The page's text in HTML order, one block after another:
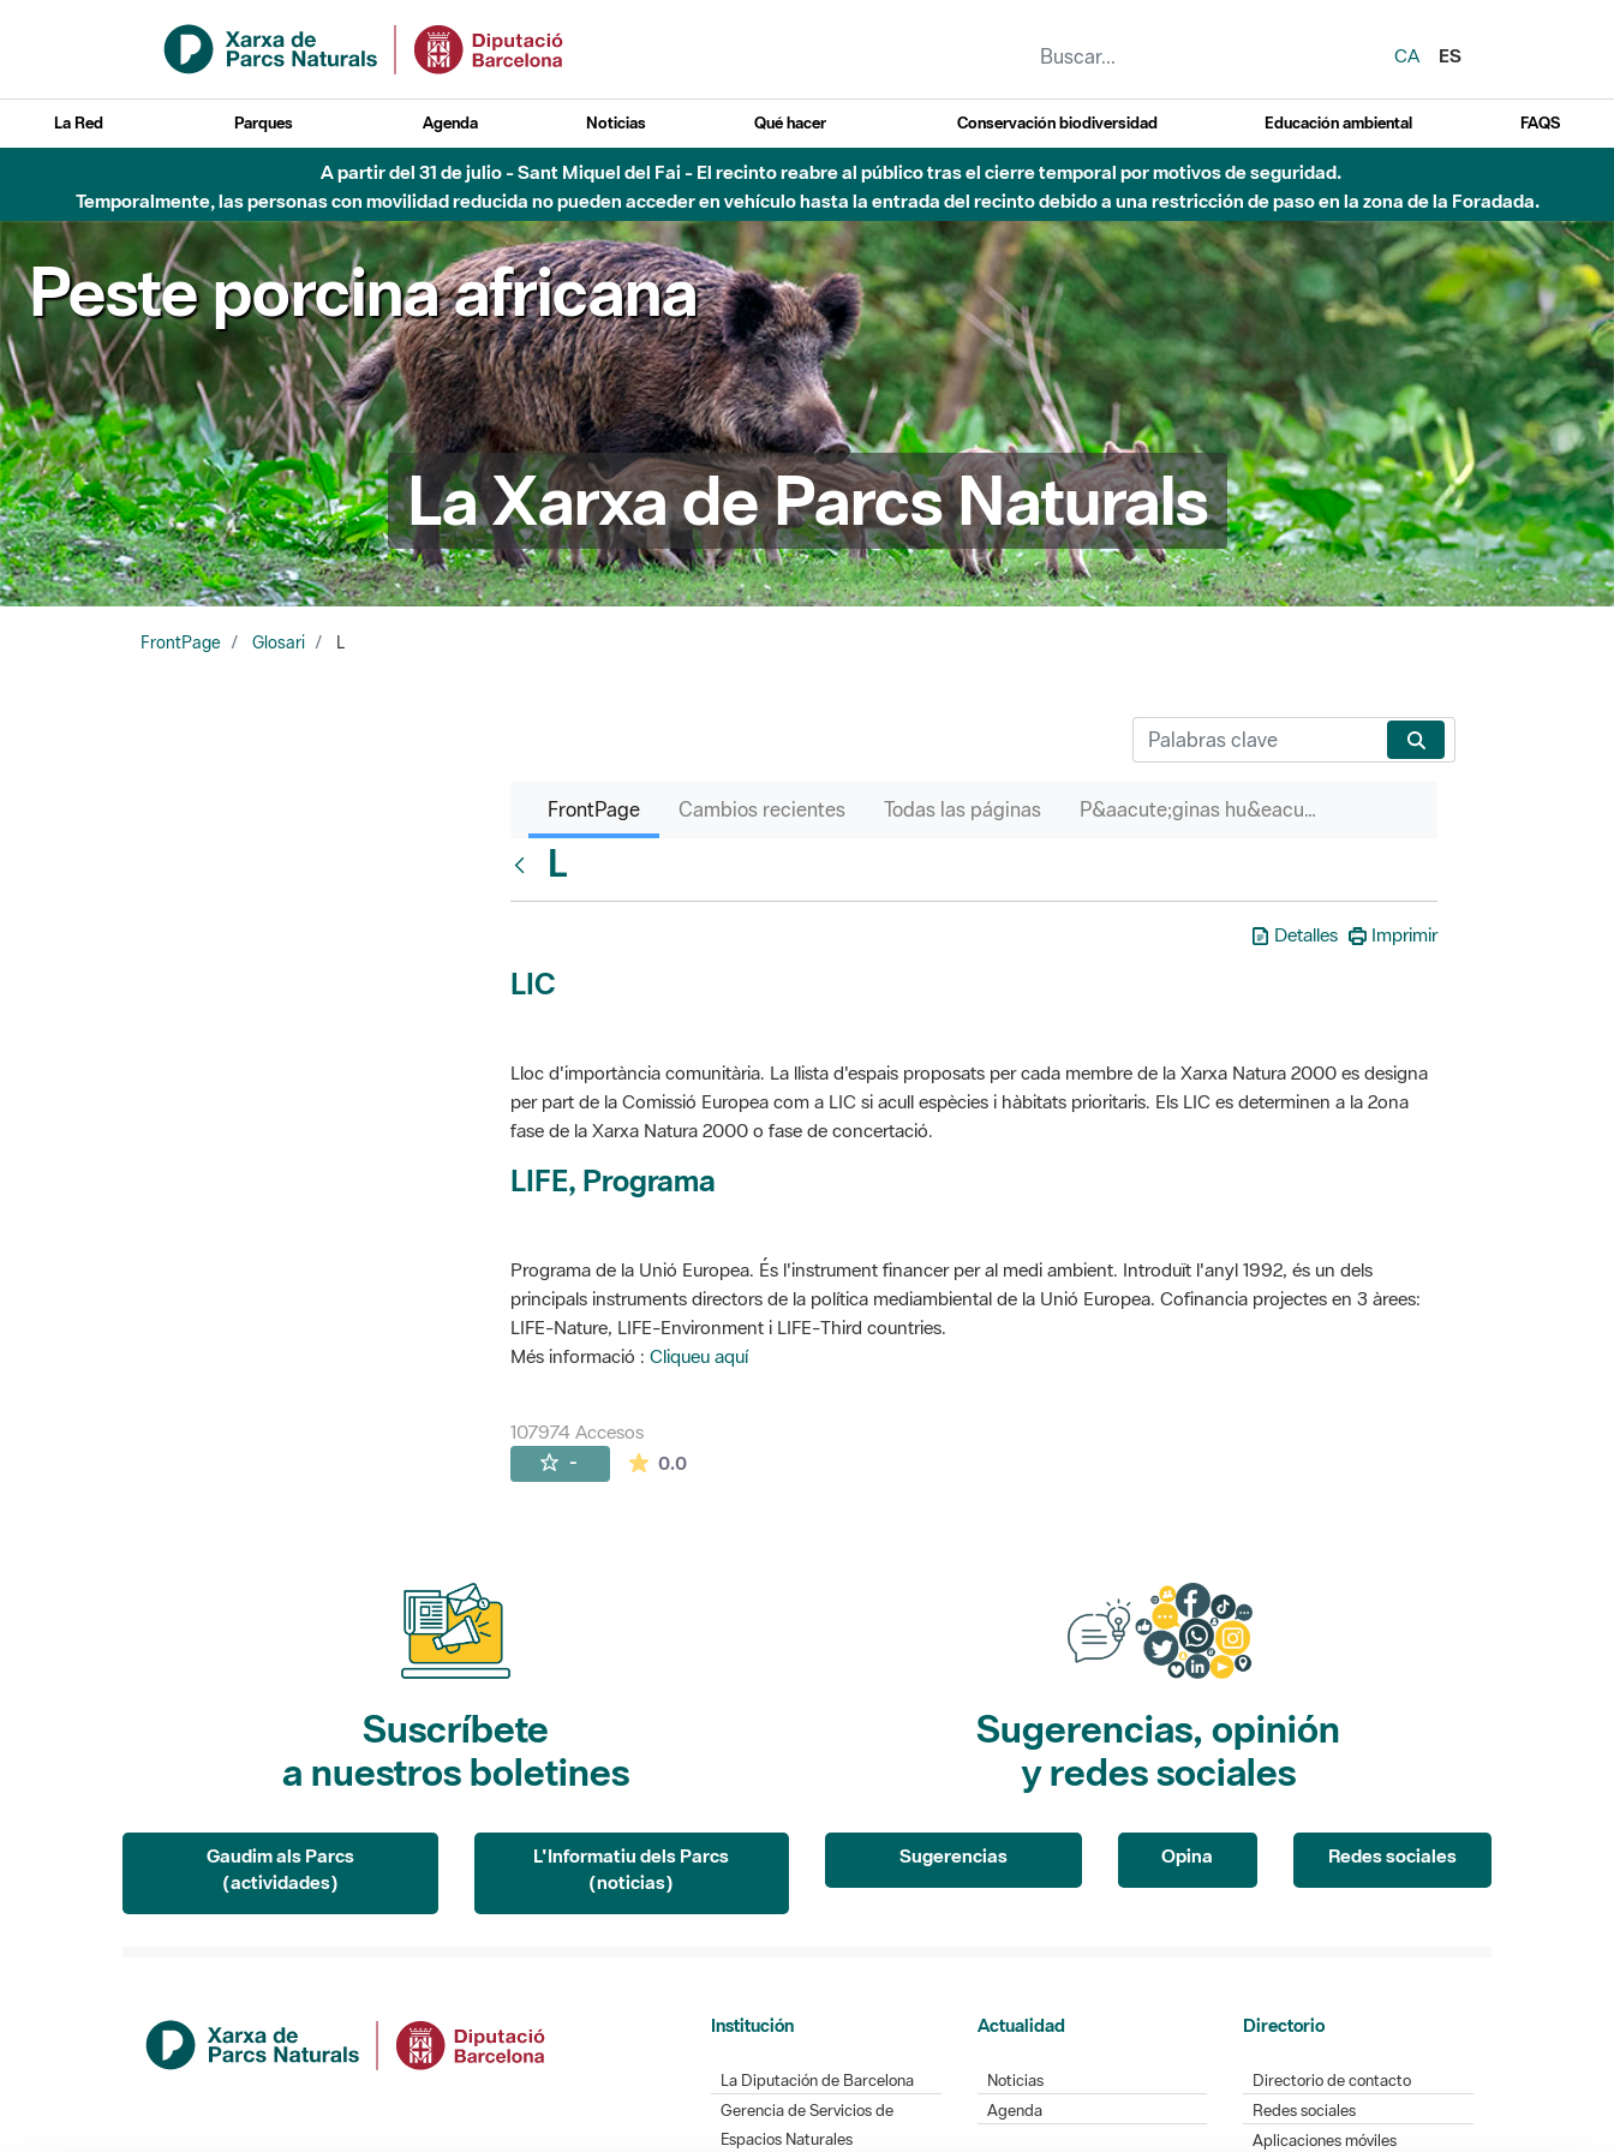
Saltar al contenido principal
CA
ES
La Red Parques Agenda Noticias Qué hacer Conservación biodiversidad Educación ambiental FAQS
A partir del 31 de julio - Sant Miquel del Fai - El recinto reabre al público tras el cierre temporal por motivos de seguridad.
Temporalmente, las personas con movilidad reducida no pueden acceder en vehículo hasta la entrada del recinto debido a una restricción de paso en la zona de la Foradada.
Peste porcina africana
La Xarxa de Parcs Naturals
FrontPage Glosari L
FrontPage Cambios recientes Todas las páginas P&aacute;ginas hu&eacute;rfanas
L
Detalles Imprimir
LIC
Lloc d'importància comunitària. La llista d'espais proposats per cada membre de la Xarxa Natura 2000 es designa
per part de la Comissió Europea com a LIC si acull espècies i hàbitats prioritaris. Els LIC es determinen a la 2ona
fase de la Xarxa Natura 2000 o fase de concertació.
LIFE, Programa
Programa de la Unió Europea. És l'instrument financer per al medi ambient. Introduït l'anyl 1992, és un dels
principals instruments directors de la política mediambiental de la Unió Europea. Cofinancia projectes en 3 àrees:
LIFE-Nature, LIFE-Environment i LIFE-Third countries.
Més informació : Cliqueu aquí
107974 Accesos
- 0.0La valoración media es de 0 estrellas de 5.
Suscríbete
a nuestros boletines
Gaudim als Parcs
(actividades)
L'Informatiu dels Parcs
(noticias)
Sugerencias, opinión
y redes sociales
Sugerencias Opina Redes sociales
Institución
La Diputación de Barcelona
Gerencia de Servicios de
Espacios Naturales
Actualidad
Noticias
Agenda
Directorio
Directorio de contacto
Redes sociales
Aplicaciones móviles